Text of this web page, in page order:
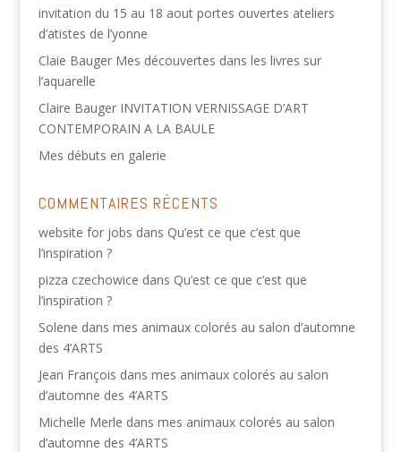
invitation du 15 au 18 aout portes ouvertes ateliers
d’atistes de l’yonne
Claie Bauger Mes découvertes dans les livres sur
l’aquarelle
Claire Bauger INVITATION VERNISSAGE D’ART
CONTEMPORAIN A LA BAULE
Mes débuts en galerie
COMMENTAIRES RÉCENTS
website for jobs dans Qu’est ce que c’est que
l’inspiration ?
pizza czechowice dans Qu’est ce que c’est que
l’inspiration ?
Solene dans mes animaux colorés au salon d’automne
des 4’ARTS
Jean François dans mes animaux colorés au salon
d’automne des 4’ARTS
Michelle Merle dans mes animaux colorés au salon
d’automne des 4’ARTS